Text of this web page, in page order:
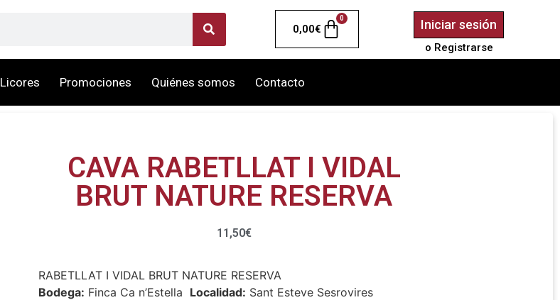
0,00€
0 Iniciar sesión
o Registrarse
Licores Promociones Quiénes somos Contacto
CAVA RABETLLAT I VIDAL
BRUT NATURE RESERVA
11,50€
RABETLLAT I VIDAL BRUT NATURE RESERVA
Bodega: Finca Ca n’Estella Localidad: Sant Esteve Sesrovires